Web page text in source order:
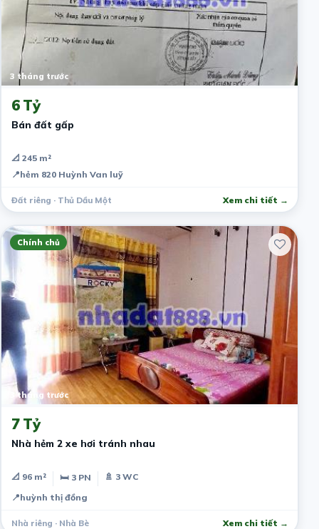
3 tháng trước
6 Tỷ
Bán đất gấp
📐 245 m²
📍hẻm 820 Huỳnh Van luỹ
Đất riêng · Thủ Dầu Một Xem chi tiết →
Chính chủ
3 tháng trước
7 Tỷ
Nhà hẻm 2 xe hơi tránh nhau
📐 96 m² 🛏 3 PN
🚿 3 WC
📍huỳnh thị đồng
Nhà riêng · Nhà Bè Xem chi tiết →